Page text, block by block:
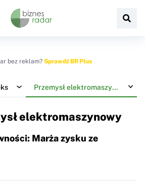
bez reklam? Sprawdź BR Plus
Przemysł elektromaszynowy
elektromaszynowy
Marża zysku ze